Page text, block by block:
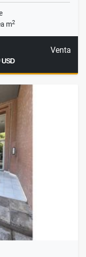
m2
Venta
USD